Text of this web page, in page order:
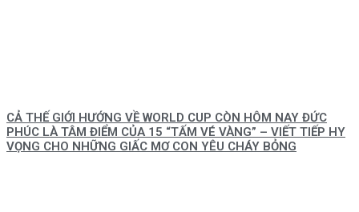
CẢ THẾ GIỚI HƯỚNG VỀ WORLD CUP CÒN HÔM NAY ĐỨC
PHÚC LÀ TÂM ĐIỂM CỦA 15 “TẤM VÉ VÀNG” – VIẾT TIẾP HY
VỌNG CHO NHỮNG GIẤC MƠ CON YÊU CHÁY BỎNG